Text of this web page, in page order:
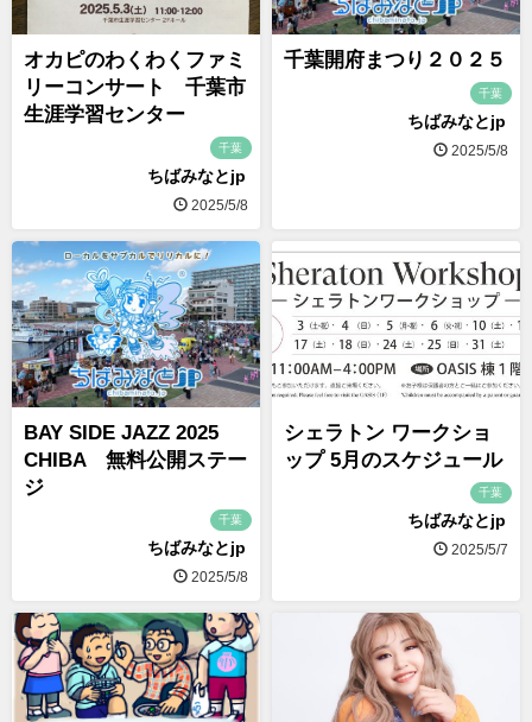
オカピのわくわくファミ
リーコンサート 千葉市
生涯学習センター
千葉
ちばみなとjp
2025/5/8
千葉開府まつり２０２５
千葉
ちばみなとjp
2025/5/8
BAY SIDE JAZZ 2025
CHIBA 無料公開ステー
ジ
千葉
ちばみなとjp
2025/5/8
シェラトン ワークショ
ップ 5月のスケジュール
千葉
ちばみなとjp
2025/5/7